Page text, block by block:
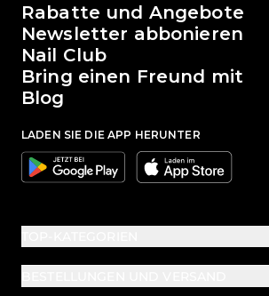
Die Welt von Passione
Rabatte und Angebote
Newsletter abbonieren
Nail Club
Bring einen Freund mit
Blog
LADEN SIE DIE APP HERUNTER
Google Apple